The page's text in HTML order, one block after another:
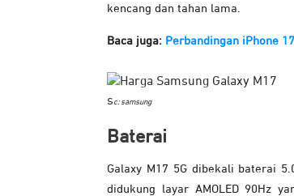
kencang dan tahan lama.
Baca juga: Perbandingan iPhone
s c: samsung
Baterai
Galaxy M17 5G dibekali baterai
didukung layar AMOLED 90Hz